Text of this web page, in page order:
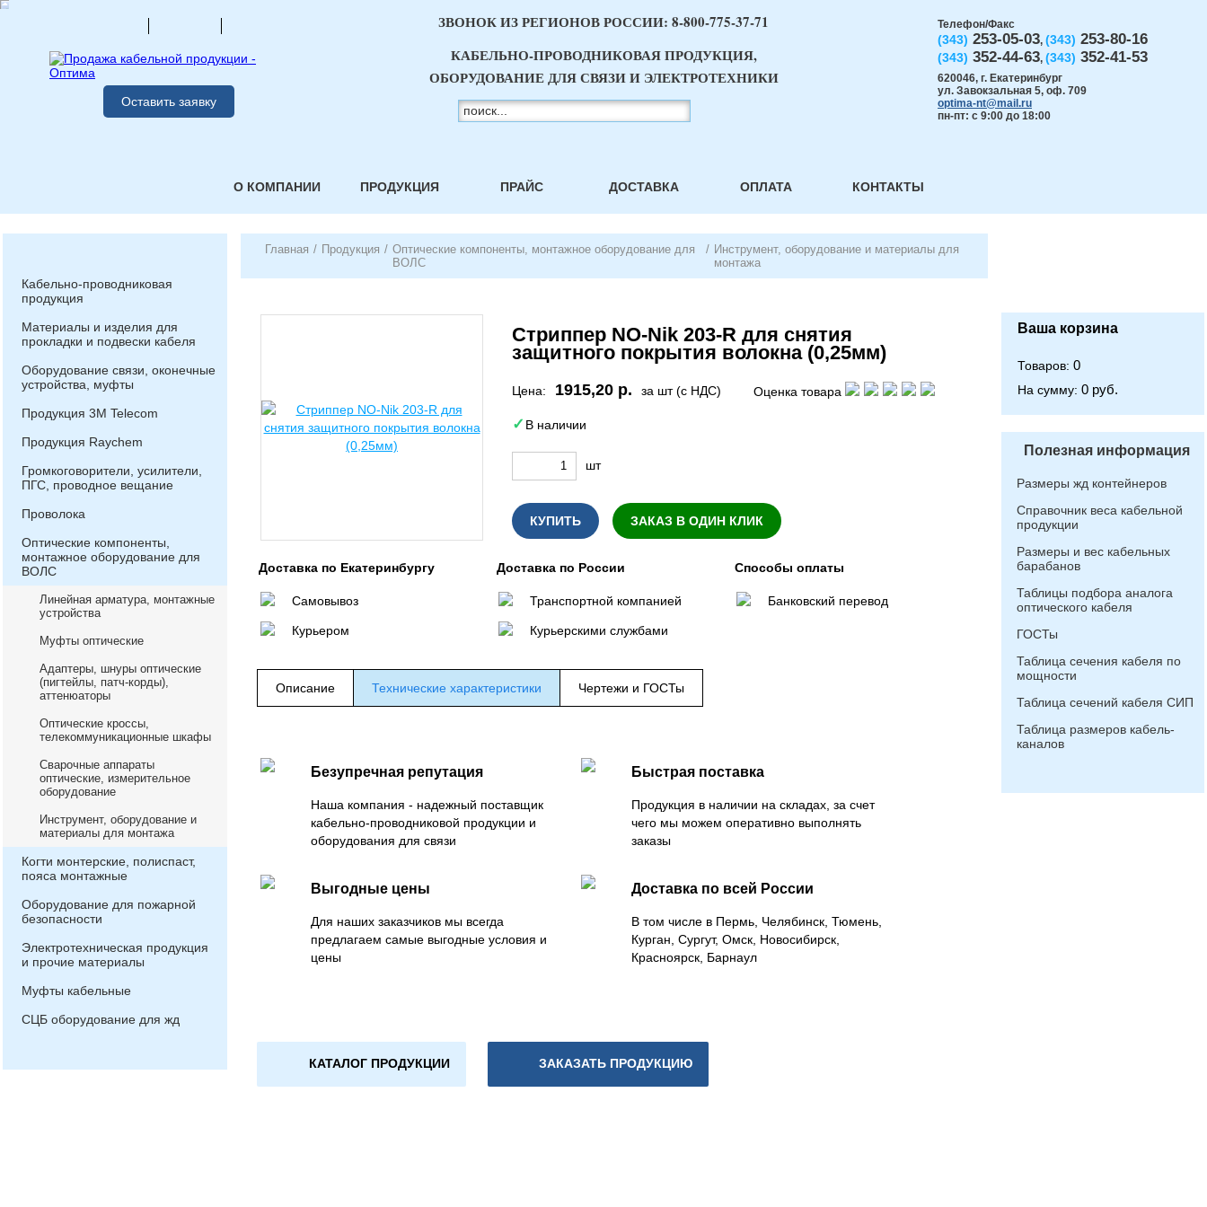
Оставить заявку
Телефон/Факс
(343) 253-05-03, (343) 253-80-16
(343) 352-44-63, (343) 352-41-53
620046, г. Екатеринбург
ул. Завокзальная 5, оф. 709
optima-nt@mail.ru
пн-пт: с 9:00 до 18:00
ЗВОНОК ИЗ РЕГИОНОВ РОССИИ: 8-800-775-37-71
КАБЕЛЬНО-ПРОВОДНИКОВАЯ ПРОДУКЦИЯ,
ОБОРУДОВАНИЕ ДЛЯ СВЯЗИ И ЭЛЕКТРОТЕХНИКИ
О КОМПАНИИ ПРОДУКЦИЯ ПРАЙС ДОСТАВКА ОПЛАТА КОНТАКТЫ
Кабельно-проводниковая
продукция
Материалы и изделия для
прокладки и подвески кабеля
Оборудование связи, оконечные
устройства, муфты
Продукция 3М Telecom
Продукция Raychem
Громкоговорители, усилители,
ПГС, проводное вещание
Проволока
Оптические компоненты,
монтажное оборудование для
ВОЛС
Линейная арматура, монтажные
устройства
Муфты оптические
Адаптеры, шнуры оптические
(пигтейлы, патч-корды),
аттенюаторы
Оптические кроссы,
телекоммуникационные шкафы
Сварочные аппараты
оптические, измерительное
оборудование
Инструмент, оборудование и
материалы для монтажа
Когти монтерские, полиспаст,
пояса монтажные
Оборудование для пожарной
безопасности
Электротехническая продукция
и прочие материалы
Муфты кабельные
СЦБ оборудование для жд
Главная / Продукция / Оптические компоненты, монтажное оборудование для
ВОЛС
/ Инструмент, оборудование и материалы для
монтажа
Стриппер NO-Nik 203-R для снятия
защитного покрытия волокна (0,25мм)
Цена: 1915,20 р. за шт (с НДС) Оценка товара
В наличии
шт
КУПИТЬ ЗАКАЗ В ОДИН КЛИК
Доставка по Екатеринбургу
Самовывоз
Курьером
Доставка по России
Транспортной компанией
Курьерскими службами
Способы оплаты
Банковский перевод
Описание Технические характеристики Чертежи и ГОСТы
Безупречная репутация
Наша компания - надежный поставщик
кабельно-проводниковой продукции и
оборудования для связи
Быстрая поставка
Продукция в наличии на складах, за счет
чего мы можем оперативно выполнять
заказы
Выгодные цены
Для наших заказчиков мы всегда
предлагаем самые выгодные условия и
цены
Доставка по всей России
В том числе в Пермь, Челябинск, Тюмень,
Курган, Сургут, Омск, Новосибирск,
Красноярск, Барнаул
КАТАЛОГ ПРОДУКЦИИ ЗАКАЗАТЬ ПРОДУКЦИЮ
Ваша корзина
Товаров: 0
На сумму: 0 руб.
Полезная информация
Размеры жд контейнеров
Справочник веса кабельной
продукции
Размеры и вес кабельных
барабанов
Таблицы подбора аналога
оптического кабеля
ГОСТы
Таблица сечения кабеля по
мощности
Таблица сечений кабеля СИП
Таблица размеров кабель-
каналов